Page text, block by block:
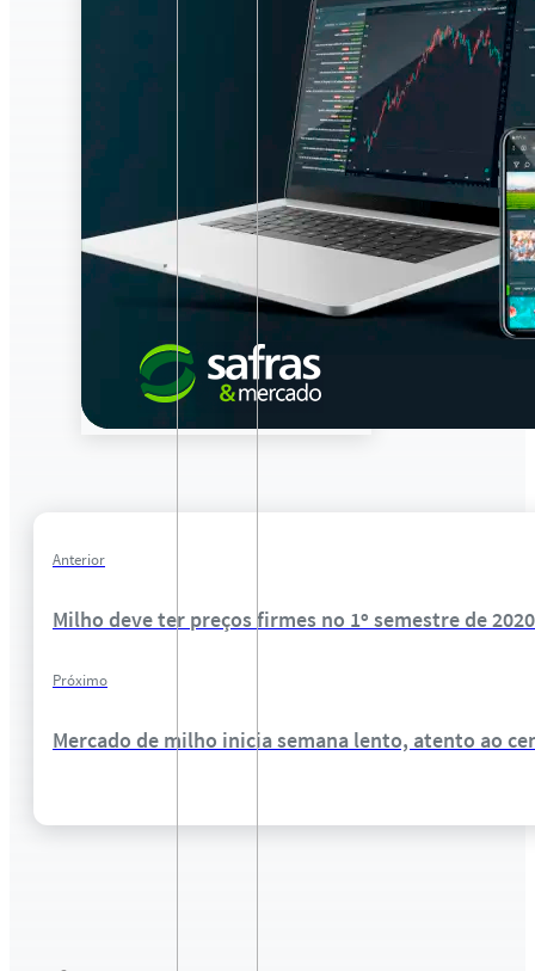
Anterior
Milho deve ter preços firmes no 1º semestre de 2020
Próximo
Mercado de milho inicia semana lento, atento ao